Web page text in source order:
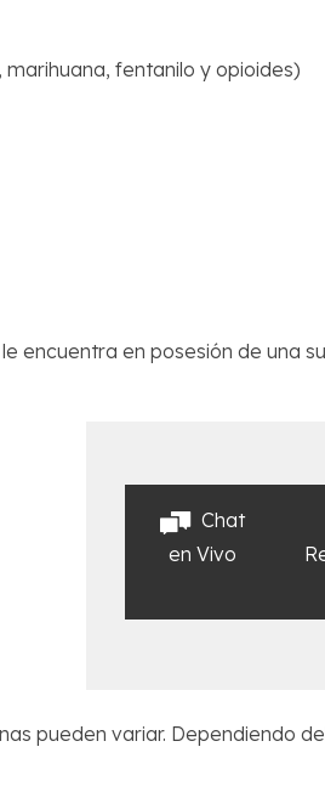
fentanilo y opioides)
encuentra en posesión de una
Chat
en Vivo
pueden variar. Dependiendo